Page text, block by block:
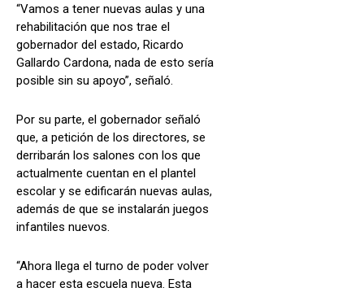
“Vamos a tener nuevas aulas y una
rehabilitación que nos trae el
gobernador del estado, Ricardo
Gallardo Cardona, nada de esto sería
posible sin su apoyo”, señaló.
Por su parte, el gobernador señaló
que, a petición de los directores, se
derribarán los salones con los que
actualmente cuentan en el plantel
escolar y se edificarán nuevas aulas,
además de que se instalarán juegos
infantiles nuevos.
“Ahora llega el turno de poder volver
a hacer esta escuela nueva. Esta